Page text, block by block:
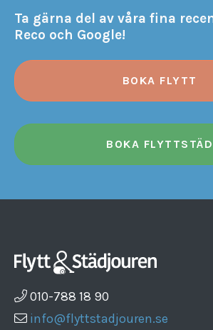
Ta gärna del av våra fina
Reco och Google!
BOKA FLYTT
BOKA FLYTTSTÄD
010-788 18 90
info@flyttstadjouren.se